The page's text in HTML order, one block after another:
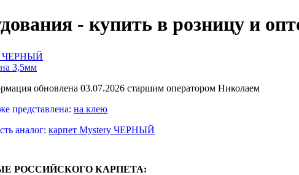
- купить в розницу и
ЧЕРНЫЙ
3,5мм
обновлена 03.07.2026 старшим оператором Николаем
представлена: на клею
аналог: карпет Mystery ЧЕРНЫЙ
РОССИЙСКОГО КАРПЕТА: